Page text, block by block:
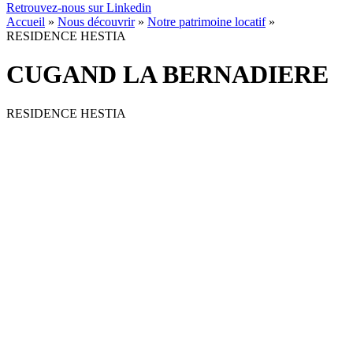
Retrouvez-nous surLinkedin
Accueil » Nous découvrir» Notre patrimoine locatif»
RESIDENCE HESTIA
CUGAND LA BERNADIERE
RESIDENCE HESTIA